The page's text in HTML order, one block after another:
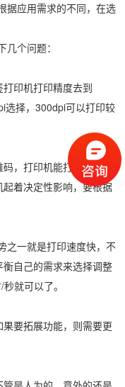
据应用需求的不同，在选
个问题：
印机打印精度去到
选择，300dpi可以打印较
，打印机能打印的大宽
着决定性影响，要根据
之一就是打印速度快，不
自己的需求来选择调整
就可以了。
要拓展功能，则需要更